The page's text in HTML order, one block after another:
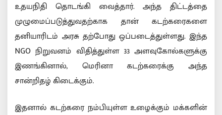
உதயநிதி தொடங்கி வைத்தார். அந்த திட்டத்தை
முழுமைப்படுத்துவதற்காக தான் கடற்கரைகளை
தனியாரிடம் அரசு தற்போது ஒப்படைத்துள்ளது. இந்த
NGO நிறுவனம் விதித்துள்ள 33 அளவுகோல்களுக்கு
இணங்கினால், மெரினா கடற்கரைக்கு அந்த
சான்றிதழ் கிடைக்கும்.
இதனால் கடற்கரை நம்பியுள்ள உழைக்கும் மக்களின்